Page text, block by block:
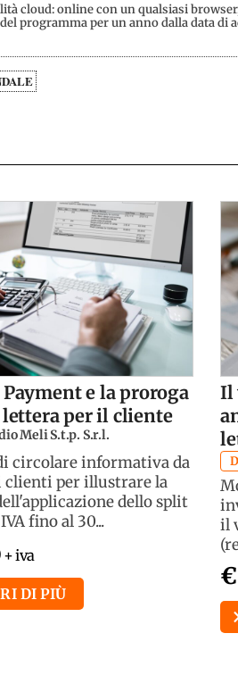
cloud: online con un qualsiasi
programma per un anno dalla data di
e la proroga
lettera per il cliente
Meli S.t.p. S.r.l.
circolare informativa da
clienti per illustrare la
dello split
fino al 30...
+ iva
DI PIÙ
Il
il